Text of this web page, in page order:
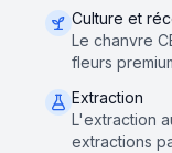
Culture et
Le chanvre
fleurs
Extraction
L'extraction
extractions